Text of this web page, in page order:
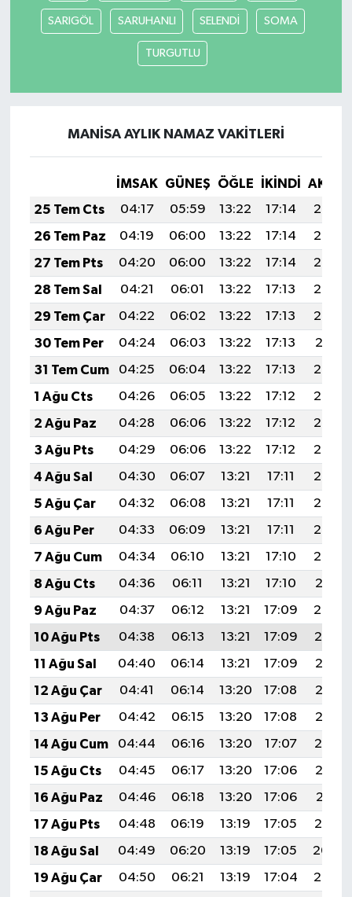
SARIGÖL SARUHANLI SELENDİ SOMA
TURGUTLU
MANİSA AYLIK NAMAZ VAKITLERI
İMSAK GÜNEŞ ÖĞLE İKINDI
25 Tem Cts
04:17 05:59 13:22 17:14
20:35
26 Tem Paz
04:19 06:00 13:22 17:14
20:34
27 Tem Pts
04:20 06:00 13:22 17:14
20:33
28 Tem Sal
04:21 06:01 13:22 17:13
20:33
29 Tem Çar
04:22 06:02 13:22 17:13
20:32
30 Tem Per
04:24 06:03 13:22 17:13
20:31
31 Tem Cum
04:25 06:04 13:22 17:13
20:30
1 Ağu Cts
04:26 06:05 13:22 17:12
20:29
2 Ağu Paz
04:28 06:06 13:22 17:12
20:28
3 Ağu Pts
04:29 06:06 13:22 17:12
20:27
4 Ağu Sal
04:30 06:07 13:21 17:11
20:26
5 Ağu Çar
04:32 06:08 13:21 17:11
20:25
6 Ağu Per
04:33 06:09 13:21 17:11
20:24
7 Ağu Cum
04:34 06:10 13:21 17:10
20:22
8 Ağu Cts
04:36 06:11 13:21 17:10
20:21
9 Ağu Paz
04:37 06:12 13:21 17:09
20:20
10 Ağu Pts
04:38 06:13 13:21 17:09
20:19
11 Ağu Sal
04:40 06:14 13:21 17:09
20:18
12 Ağu Çar
04:41 06:14 13:20 17:08
20:17
13 Ağu Per
04:42 06:15 13:20 17:08
20:15
14 Ağu Cum
04:44 06:16 13:20 17:07
20:14
15 Ağu Cts
04:45 06:17 13:20 17:06
20:13
16 Ağu Paz
04:46 06:18 13:20 17:06
20:11
17 Ağu Pts
04:48 06:19 13:19 17:05
20:10
18 Ağu Sal
04:49 06:20 13:19 17:05
20:09
19 Ağu Çar
04:50 06:21 13:19 17:04 20:07